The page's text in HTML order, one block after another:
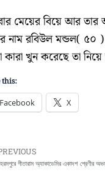
মেয়ের বিয়ে আর তার
নাম রবিউল মন্ডল( ৫০
কারা খুন করেছে তা
this:
Facebook X